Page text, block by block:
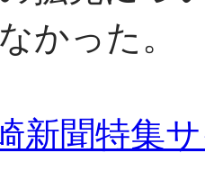
かった。
新聞特集